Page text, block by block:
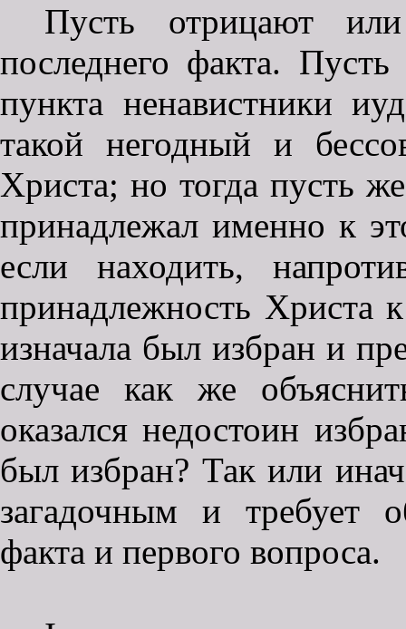
Пусть отрицают
последнего факта.
пункта ненавистники
такой негодный и
Христа; но тогда пусть
принадлежал именно к
если находить,
принадлежность Христа
изначала был избран и
случае как же
оказался недостоин
был избран? Так или
загадочным и требует
факта и первого вопроса.